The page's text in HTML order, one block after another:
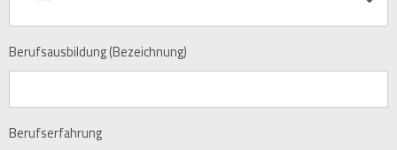
Berufsausbildung (Bezeichnung)
Berufserfahrung